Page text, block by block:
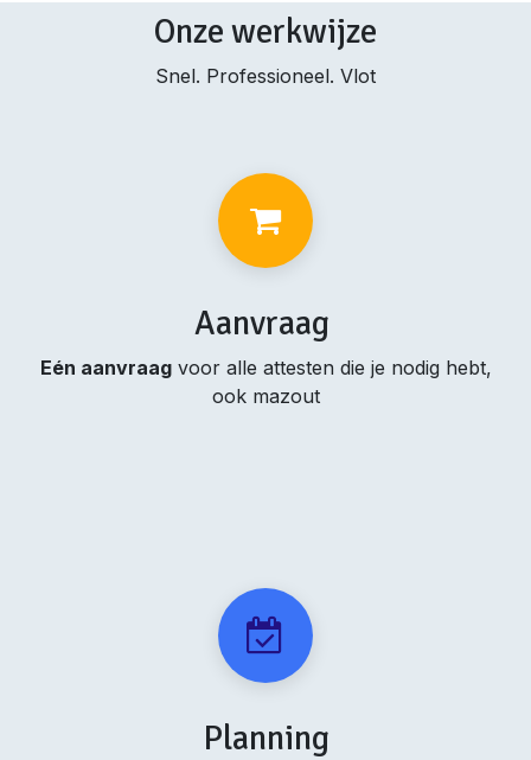
Onze werkwijze
Snel. Professioneel. Vlot
Aanvraag
Eén aanvraagvoor alle attesten die je nodig hebt,
ook mazout
Planning